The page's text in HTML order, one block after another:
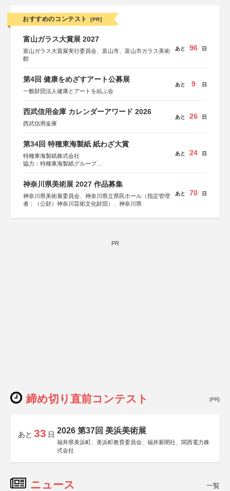
おすすめのコンテスト [PR]
富山ガラス大賞展 2027
富山ガラス大賞展実行委員会、富山市、富山市ガラス美術
館
あと 96 日
第4回 健康をめざすアート公募展
一般財団法人健康とアートを結ぶ会
あと 9 日
西武信用金庫 カレンダーアワード 2026
西武信用金庫
あと 26 日
第34回 特種東海製紙 紙わざ大賞
特種東海製紙株式会社
協力：特種東海製紙グループ
あと 24 日
神奈川県美術展 2027 作品募集
神奈川県美術展委員会、神奈川県立県民ホール（指定管理
者：（公財）神奈川芸術文化財団）、神奈川県
あと 70 日
PR
締め切り直前コンテスト [PR]
あと 33 日 2026 第37回 美浜美術展
福井県美浜町、美浜町教育委員会、福井新聞社、関西電力株
式会社
ニュース 一覧